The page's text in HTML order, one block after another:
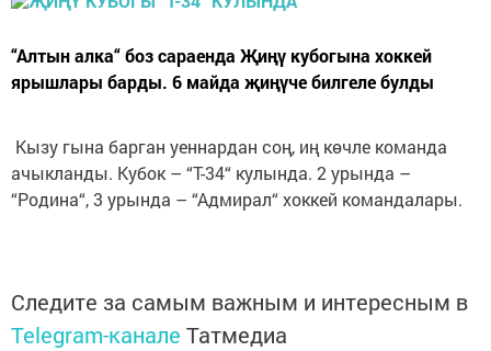
“Алтын алка“ боз сараенда Җиңү кубогына хоккей
ярышлары барды. 6 майда җиңүче билгеле булды
Кызу гына барган уеннардан соң, иң көчле команда
ачыкланды. Кубок – “Т-34“ кулында. 2 урында –
“Родина“, 3 урында – “Адмирал“ хоккей командалары.
Следите за самым важным и интересным в
Telegram-канале Татмедиа